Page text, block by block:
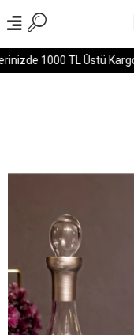
1000 TL Üstü